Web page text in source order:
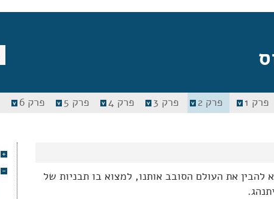
פרק 1 פרק 2 פרק 3 פרק 4 פרק 5 פרק 6
את העולם הסובב אותנו, למצוא בו תבניות של